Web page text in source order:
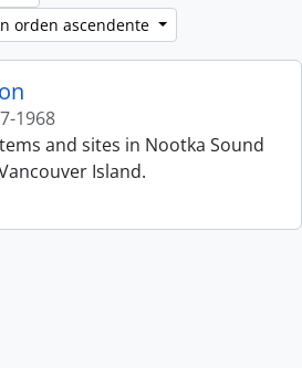
orden ascendente
1968
and sites in Nootka Sound
Island.